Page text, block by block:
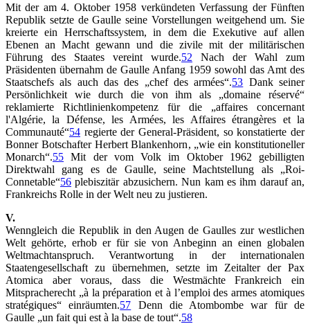
Mit der am 4. Oktober 1958 verkündeten Verfassung der Fünften
Republik setzte de Gaulle seine Vorstellungen weitgehend um. Sie
kreierte ein Herrschaftssystem, in dem die Exekutive auf allen
Ebenen an Macht gewann und die zivile mit der militärischen
Führung des Staates vereint wurde.52 Nach der Wahl zum
Präsidenten übernahm de Gaulle Anfang 1959 sowohl das Amt des
Staatschefs als auch das des „chef des armées“.53 Dank seiner
Persönlichkeit wie durch die von ihm als „domaine réservé“
reklamierte Richtlinienkompetenz für die „affaires concernant
l'Algérie, la Défense, les Armées, les Affaires étrangères et la
Communauté“54 regierte der General-Präsident, so konstatierte der
Bonner Botschafter Herbert Blankenhorn, „wie ein konstitutioneller
Monarch“.55 Mit der vom Volk im Oktober 1962 gebilligten
Direktwahl gang es de Gaulle, seine Machtstellung als „Roi-
Connetable“56 plebiszitär abzusichern. Nun kam es ihm darauf an,
Frankreichs Rolle in der Welt neu zu justieren.
V.
Wenngleich die Republik in den Augen de Gaulles zur westlichen
Welt gehörte, erhob er für sie von Anbeginn an einen globalen
Weltmachtanspruch. Verantwortung in der internationalen
Staatengesellschaft zu übernehmen, setzte im Zeitalter der Pax
Atomica aber voraus, dass die Westmächte Frankreich ein
Mitspracherecht „à la préparation et à l’emploi des armes atomiques
stratégiques“ einräumten.57 Denn die Atombombe war für de
Gaulle „un fait qui est à la base de tout“.58